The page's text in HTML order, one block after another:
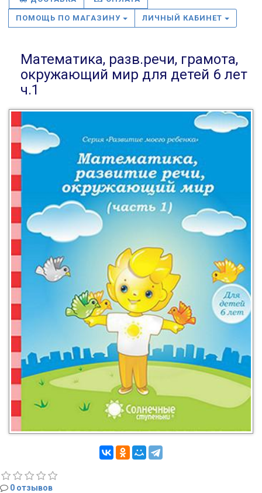
ПОМОЩЬ ПО МАГАЗИНУ ЛИЧНЫЙ КАБИНЕТ
Математика, разв.речи, грамота,
окружающий мир для детей 6 лет
ч.1
0 отзывов